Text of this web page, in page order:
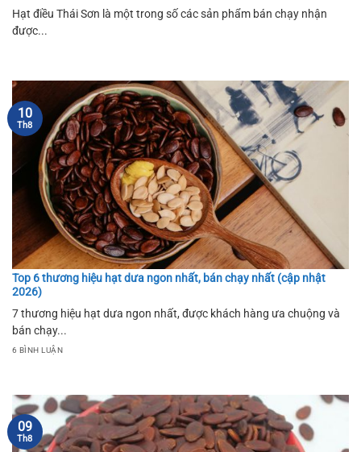
Hạt điều Thái Sơn là một trong số các sản phẩm bán chạy nhận
được...
Top 6 thương hiệu hạt dưa ngon nhất, bán chạy nhất (cập nhật
2026)
7 thương hiệu hạt dưa ngon nhất, được khách hàng ưa chuộng và
bán chạy...
6 BÌNH LUẬN
10
Th8
09
Th8